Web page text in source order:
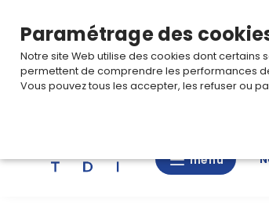
menu
menu
Paramétrage des
Notre site Web utilise des cookies dont
permettent de comprendre les performances
Vous pouvez tous les accepter, les refuser ou